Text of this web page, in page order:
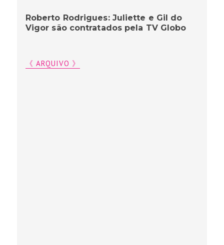
Roberto Rodrigues: Juliette e Gil do
Vigor são contratados pela TV Globo
《 ARQUIVO 》